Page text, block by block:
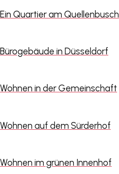
Ein Quartier am Quellenbusch
Bürogebäude in Düsseldorf
Wohnen in der Gemeinschaft
Wohnen auf dem Sürderhof
Wohnen im grünen Innenhof